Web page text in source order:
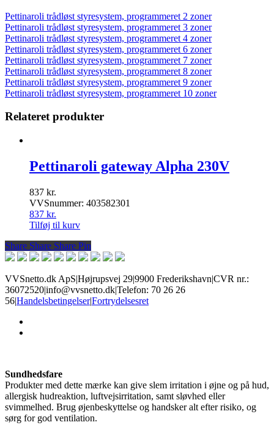
Pettinaroli trådløst styresystem, programmeret 2 zoner
Pettinaroli trådløst styresystem, programmeret 3 zoner
Pettinaroli trådløst styresystem, programmeret 4 zoner
Pettinaroli trådløst styresystem, programmeret 6 zoner
Pettinaroli trådløst styresystem, programmeret 7 zoner
Pettinaroli trådløst styresystem, programmeret 8 zoner
Pettinaroli trådløst styresystem, programmeret 9 zoner
Pettinaroli trådløst styresystem, programmeret 10 zoner
Relateret produkter
Pettinaroli gateway Alpha 230V
837 kr.
VVSnummer: 403582301
837 kr.
Tilføj til kurv
Share
Share Share Share Pin
VVSnetto.dk ApS|Højrupsvej 29|9900 Frederikshavn|CVR nr.:
36072520|info@vvsnetto.dk|Telefon: 70 26 26
56|Handelsbetingelser|Fortrydelsesret
Sundhedsfare
Produkter med dette mærke kan give slem irritation i øjne og på hud,
allergisk hudreaktion, luftvejsirritation, samt sløvhed eller
svimmelhed. Brug øjenbeskyttelse og handsker alt efter risiko, og
sørg for god ventilation.